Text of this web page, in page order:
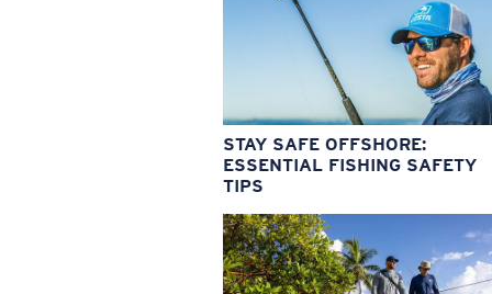
STAY SAFE OFFSHORE:
ESSENTIAL FISHING SAFETY
TIPS